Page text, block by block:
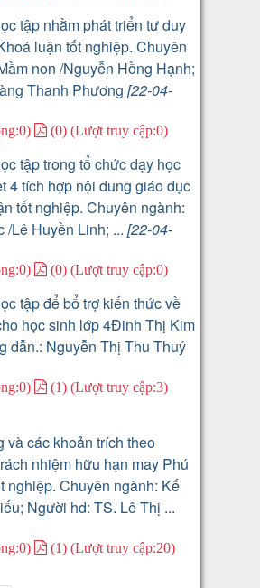
tập nhằm phát triển tư duy
luận tốt nghiệp. Chuyên
non /Nguyễn Hồng Hạnh;
Thanh Phương [22-04-
(0) (Lượt truy cập:0)
tập trong tổ chức dạy học
4 tích hợp nội dung giáo dục
tốt nghiệp. Chuyên ngành:
/Lê Huyền Linh; ...[22-04-
(0) (Lượt truy cập:0)
tập để bổ trợ kiến thức về
học sinh lớp 4Đinh Thị Kim
dẫn.: Nguyễn Thị Thu Thuỷ
(1) (Lượt truy cập:3)
và các khoản trích theo
nhiệm hữu hạn may Phú
nghiệp. Chuyên ngành: Kế
Người hd: TS. Lê Thị ...
(1) (Lượt truy cập:20)